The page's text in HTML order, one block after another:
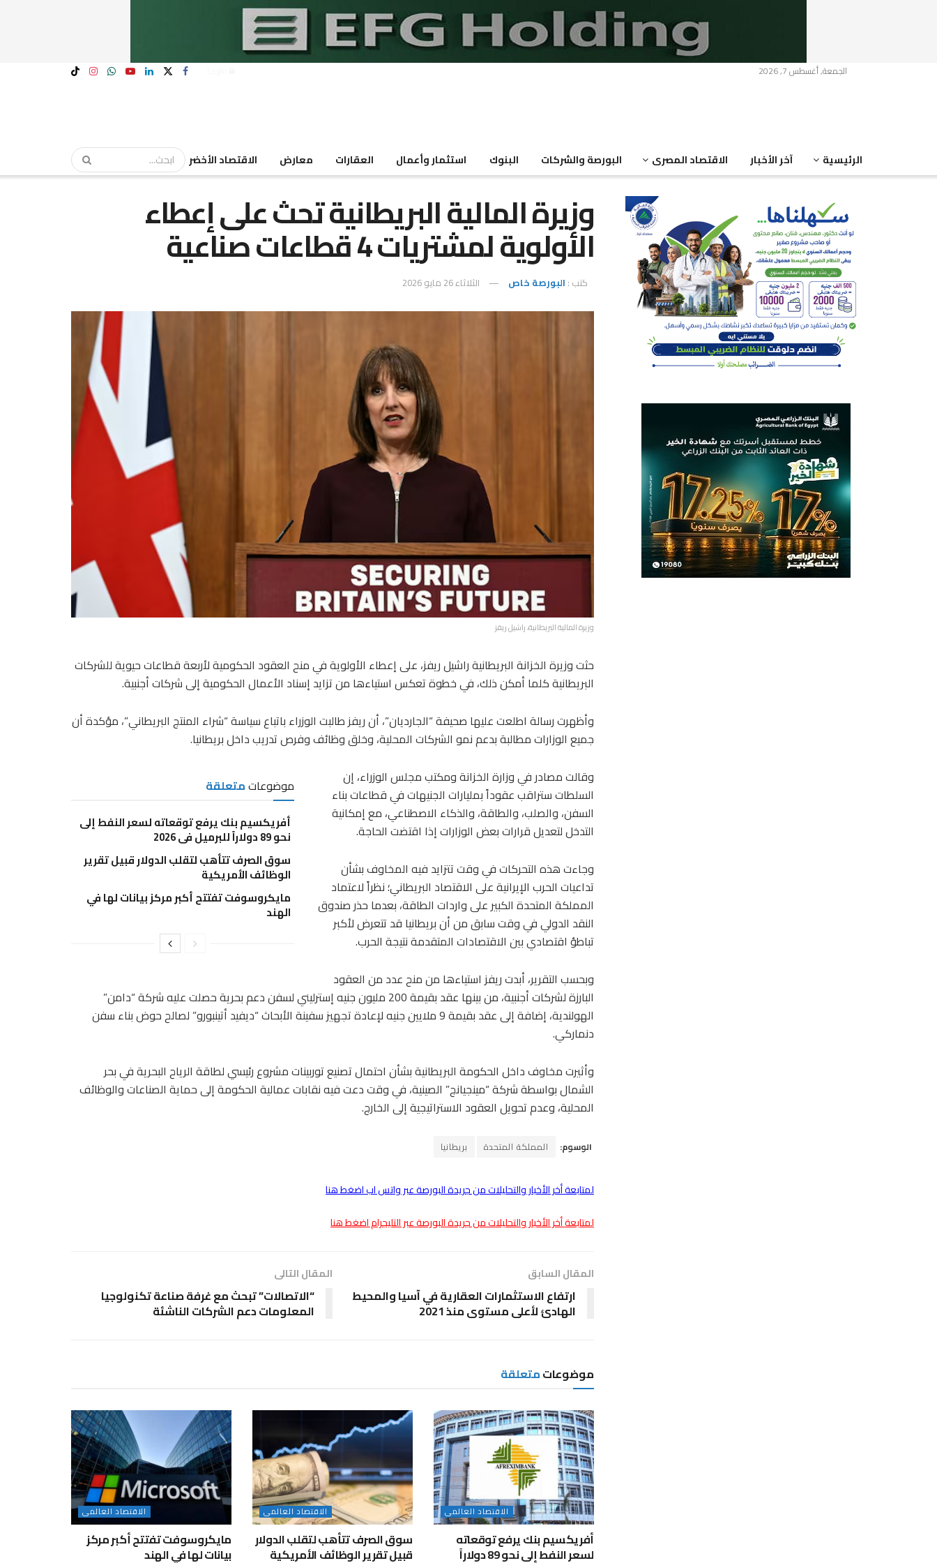
الجمعة, أغسطس 7, 2026
الرئيسية آخر الأخبار الاقتصاد المصرى البورصة والشركات البنوك استثمار وأعمال العقارات معارض الاقتصاد الأخضر
وزيرة المالية البريطانية تحث على إعطاء
الأولوية لمشتريات 4 قطاعات صناعية
كتب : البورصة خاص الثلاثاء 26 مايو 2026
وزيرة المالية البريطانية، راشيل ريفز
حثت وزيرة الخزانة البريطانية راشيل ريفز، على إعطاء الأولوية في منح العقود الحكومية لأربعة قطاعات حيوية للشركات
البريطانية كلما أمكن ذلك، في خطوة تعكس استياءها من تزايد إسناد الأعمال الحكومية إلى شركات أجنبية.
وأظهرت رسالة اطلعت عليها صحيفة “الجارديان”، أن ريفز طالبت الوزراء باتباع سياسة “شراء المنتج البريطاني”، مؤكدة أن
جميع الوزارات مطالبة بدعم نمو الشركات المحلية، وخلق وظائف وفرص تدريب داخل بريطانيا.
موضوعاتمتعلقة
أفريكسيم بنك يرفع توقعاته لسعر النفط إلى
نحو 89 دولاراً للبرميل في 2026
سوق الصرف تتأهب لتقلب الدولار قبيل تقرير
الوظائف الأمريكية
مايكروسوفت تفتتح أكبر مركز بيانات لها في
الهند
وقالت مصادر في وزارة الخزانة ومكتب مجلس الوزراء، إن
السلطات ستراقب عقوداً بمليارات الجنيهات في قطاعات بناء
السفن، والصلب، والطاقة، والذكاء الاصطناعي، مع إمكانية
التدخل لتعديل قرارات بعض الوزارات إذا اقتضت الحاجة.
وجاءت هذه التحركات في وقت تتزايد فيه المخاوف بشأن
تداعيات الحرب الإيرانية على الاقتصاد البريطاني؛ نظراً لاعتماد
المملكة المتحدة الكبير على واردات الطاقة، بعدما حذر صندوق
النقد الدولي في وقت سابق من أن بريطانيا قد تتعرض لأكبر
تباطؤ اقتصادي بين الاقتصادات المتقدمة نتيجة الحرب.
وبحسب التقرير، أبدت ريفز استياءها من منح عدد من العقود
البارزة لشركات أجنبية، من بينها عقد بقيمة 200 مليون جنيه إسترليني لسفن دعم بحرية حصلت عليه شركة “دامن”
الهولندية، إضافة إلى عقد بقيمة 9 ملايين جنيه لإعادة تجهيز سفينة الأبحاث “ديفيد أتينبورو” لصالح حوض بناء سفن
دنماركي.
وأثيرت مخاوف داخل الحكومة البريطانية بشأن احتمال تصنيع توربينات مشروع رئيسي لطاقة الرياح البحرية في بحر
الشمال بواسطة شركة “مينجيانج” الصينية، في وقت دعت فيه نقابات عمالية الحكومة إلى حماية الصناعات والوظائف
المحلية، وعدم تحويل العقود الاستراتيجية إلى الخارج.
الوسوم: المملكة المتحدة بريطانيا
لمتابعة أخر الأخبار والتحليلات من جريدة البورصة عبر واتس اب اضغط هنا
لمتابعة أخر الأخبار والتحليلات من جريدة البورصة عبر التليجرام اضغط هنا
المقال السابق
ارتفاع الاستثمارات العقارية في آسيا والمحيط
الهادئ لأعلى مستوى منذ 2021
المقال التالى
“الاتصالات” تبحث مع غرفة صناعة تكنولوجيا
المعلومات دعم الشركات الناشئة
موضوعاتمتعلقة
الاقتصاد العالمى
أفريكسيم بنك يرفع توقعاته
لسعر النفط إلى نحو 89 دولاراً
الاقتصاد العالمى
سوق الصرف تتأهب لتقلب الدولار
قبيل تقرير الوظائف الأمريكية
الاقتصاد العالمى
مايكروسوفت تفتتح أكبر مركز
بيانات لها في الهند